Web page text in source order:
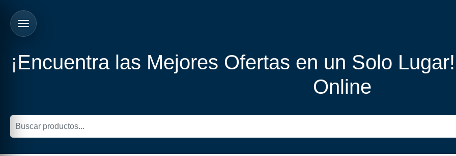
¡Encuentra las Mejores Ofertas en un Solo
Online